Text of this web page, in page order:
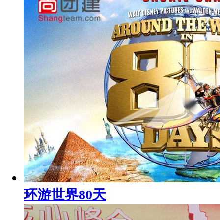
环游世界80天